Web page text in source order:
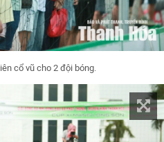
cổ vũ cho 2 đội bóng.